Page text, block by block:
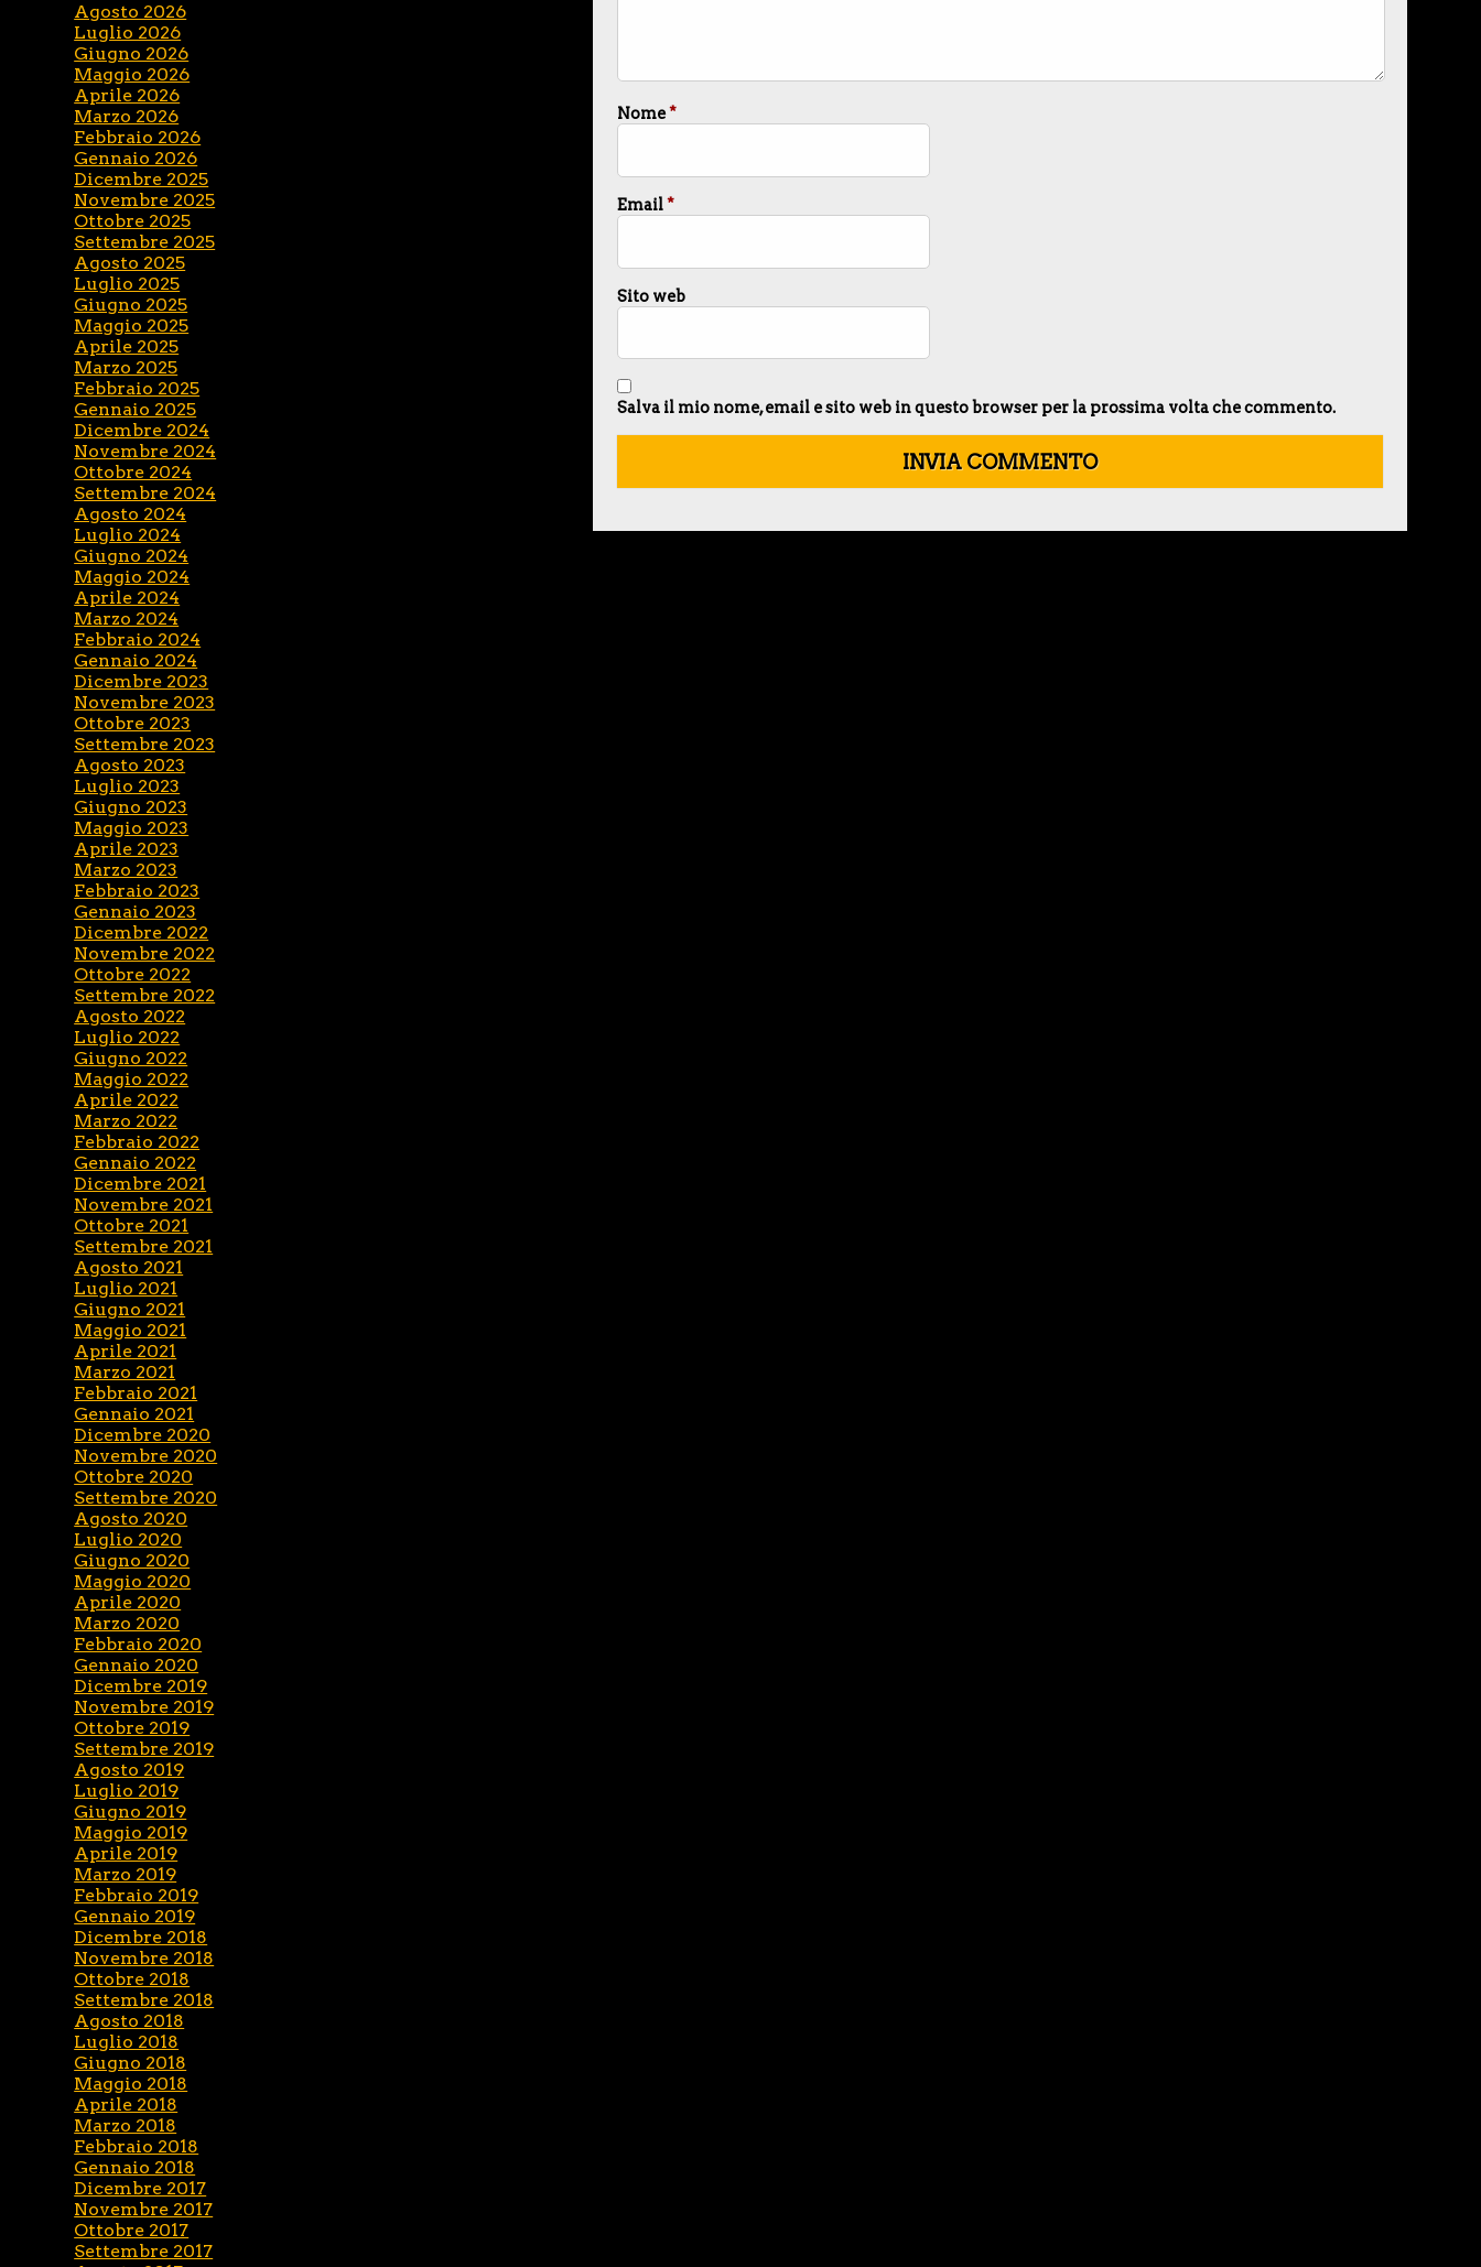
Nome*
Email*
Sito web
Salva il mio nome, email e sito web in questo browser per la prossima volta che commento.
Agosto 2026
Luglio 2026
Giugno 2026
Maggio 2026
Aprile 2026
Marzo 2026
Febbraio 2026
Gennaio 2026
Dicembre 2025
Novembre 2025
Ottobre 2025
Settembre 2025
Agosto 2025
Luglio 2025
Giugno 2025
Maggio 2025
Aprile 2025
Marzo 2025
Febbraio 2025
Gennaio 2025
Dicembre 2024
Novembre 2024
Ottobre 2024
Settembre 2024
Agosto 2024
Luglio 2024
Giugno 2024
Maggio 2024
Aprile 2024
Marzo 2024
Febbraio 2024
Gennaio 2024
Dicembre 2023
Novembre 2023
Ottobre 2023
Settembre 2023
Agosto 2023
Luglio 2023
Giugno 2023
Maggio 2023
Aprile 2023
Marzo 2023
Febbraio 2023
Gennaio 2023
Dicembre 2022
Novembre 2022
Ottobre 2022
Settembre 2022
Agosto 2022
Luglio 2022
Giugno 2022
Maggio 2022
Aprile 2022
Marzo 2022
Febbraio 2022
Gennaio 2022
Dicembre 2021
Novembre 2021
Ottobre 2021
Settembre 2021
Agosto 2021
Luglio 2021
Giugno 2021
Maggio 2021
Aprile 2021
Marzo 2021
Febbraio 2021
Gennaio 2021
Dicembre 2020
Novembre 2020
Ottobre 2020
Settembre 2020
Agosto 2020
Luglio 2020
Giugno 2020
Maggio 2020
Aprile 2020
Marzo 2020
Febbraio 2020
Gennaio 2020
Dicembre 2019
Novembre 2019
Ottobre 2019
Settembre 2019
Agosto 2019
Luglio 2019
Giugno 2019
Maggio 2019
Aprile 2019
Marzo 2019
Febbraio 2019
Gennaio 2019
Dicembre 2018
Novembre 2018
Ottobre 2018
Settembre 2018
Agosto 2018
Luglio 2018
Giugno 2018
Maggio 2018
Aprile 2018
Marzo 2018
Febbraio 2018
Gennaio 2018
Dicembre 2017
Novembre 2017
Ottobre 2017
Settembre 2017